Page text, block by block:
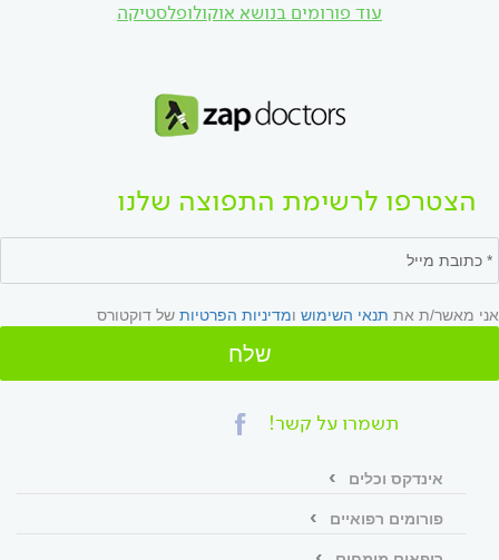
עוד פורומים בנושא אוקולופלסטיקה
הצטרפו לרשימת התפוצה שלנו
אני מאשר/ת את תנאי השימוש ומדיניות הפרטיות של דוקטורס
שלח
תשמרו על קשר!
אינדקס וכלים
פורומים רפואיים